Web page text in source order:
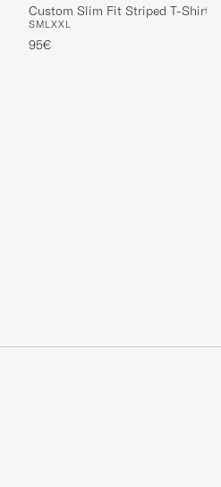
Custom Slim Fit Striped T-Shirt
SMLXXL
95€